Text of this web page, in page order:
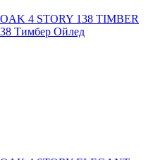
4 STORY 138 TIMBER
Тимбер Ойлед